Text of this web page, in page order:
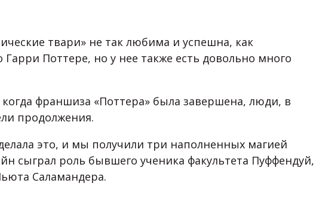
твари» не так любима и успешна, как
Поттере, но у нее также есть довольно много
франшиза «Поттера» была завершена, люди, в
продолжения.
это, и мы получили три наполненных магией
сыграл роль бывшего ученика факультета Пуффендуй,
Саламандера.